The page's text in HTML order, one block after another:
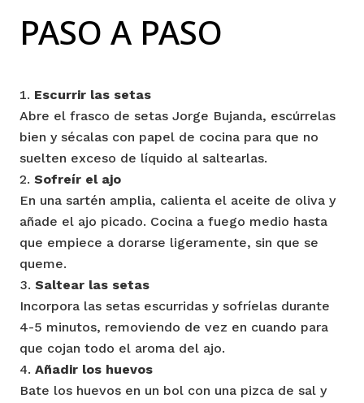
PASO A PASO
Escurrir las setas
Abre el frasco de setas Jorge Bujanda, escúrrelas
bien y sécalas con papel de cocina para que no
suelten exceso de líquido al saltearlas.
Sofreír el ajo
En una sartén amplia, calienta el aceite de oliva y
añade el ajo picado. Cocina a fuego medio hasta
que empiece a dorarse ligeramente, sin que se
queme.
Saltear las setas
Incorpora las setas escurridas y sofríelas durante
4-5 minutos, removiendo de vez en cuando para
que cojan todo el aroma del ajo.
Añadir los huevos
Bate los huevos en un bol con una pizca de sal y